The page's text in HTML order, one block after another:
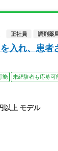
正社員 調剤薬
入れ、患
能 未経験者も応募可
以上 モデル